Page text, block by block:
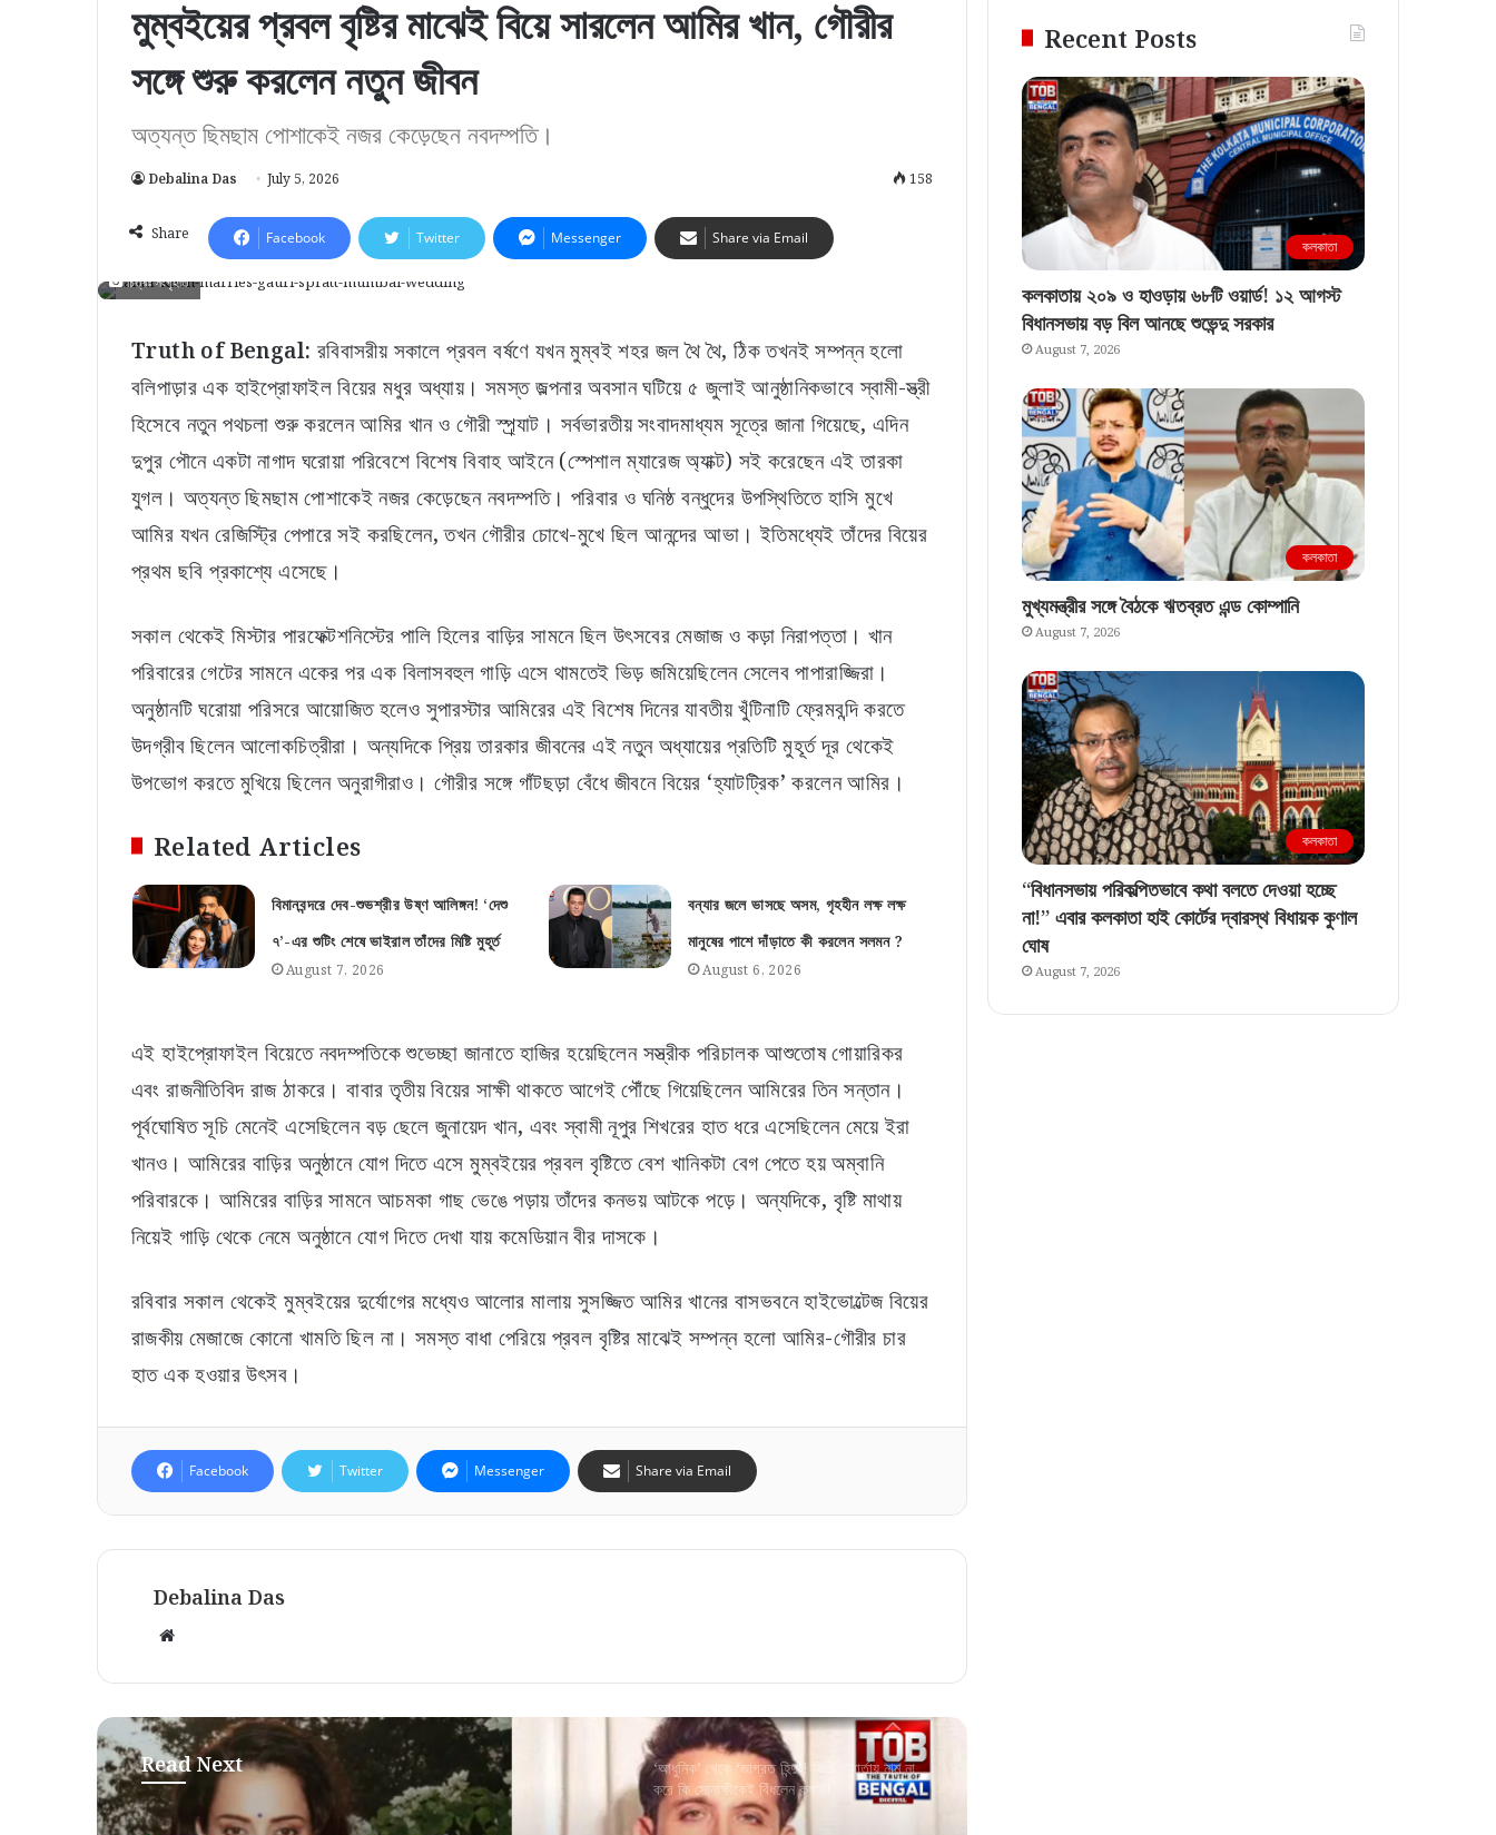
মুম্বইয়ের প্রবল বৃষ্টির মাঝেই বিয়ে সারলেন আমির খান, গৌরীর
সঙ্গে শুরু করলেন নতুন জীবন
অত্যন্ত ছিমছাম পোশাকেই নজর কেড়েছেন নবদম্পতি।
Debalina Das July 5, 2026 158
Share Facebook Twitter Messenger Share via Email
চিত্রঃ সংগৃহীত
Truth of Bengal: রবিবাসরীয় সকালে প্রবল বর্ষণে যখন মুম্বই শহর জল থৈ থৈ, ঠিক তখনই সম্পন্ন হলো
বলিপাড়ার এক হাইপ্রোফাইল বিয়ের মধুর অধ্যায়। সমস্ত জল্পনার অবসান ঘটিয়ে ৫ জুলাই আনুষ্ঠানিকভাবে স্বামী-স্ত্রী
হিসেবে নতুন পথচলা শুরু করলেন আমির খান ও গৌরী স্প্র্যাট। সর্বভারতীয় সংবাদমাধ্যম সূত্রে জানা গিয়েছে, এদিন
দুপুর পৌনে একটা নাগাদ ঘরোয়া পরিবেশে বিশেষ বিবাহ আইনে (স্পেশাল ম্যারেজ অ্যাক্ট) সই করেছেন এই তারকা
যুগল। অত্যন্ত ছিমছাম পোশাকেই নজর কেড়েছেন নবদম্পতি। পরিবার ও ঘনিষ্ঠ বন্ধুদের উপস্থিতিতে হাসি মুখে
আমির যখন রেজিস্ট্রি পেপারে সই করছিলেন, তখন গৌরীর চোখে-মুখে ছিল আনন্দের আভা। ইতিমধ্যেই তাঁদের বিয়ের
প্রথম ছবি প্রকাশ্যে এসেছে।
সকাল থেকেই মিস্টার পারফেক্টশনিস্টের পালি হিলের বাড়ির সামনে ছিল উৎসবের মেজাজ ও কড়া নিরাপত্তা। খান
পরিবারের গেটের সামনে একের পর এক বিলাসবহুল গাড়ি এসে থামতেই ভিড় জমিয়েছিলেন সেলেব পাপারাজ্জিরা।
অনুষ্ঠানটি ঘরোয়া পরিসরে আয়োজিত হলেও সুপারস্টার আমিরের এই বিশেষ দিনের যাবতীয় খুঁটিনাটি ফ্রেমবন্দি করতে
উদগ্রীব ছিলেন আলোকচিত্রীরা। অন্যদিকে প্রিয় তারকার জীবনের এই নতুন অধ্যায়ের প্রতিটি মুহূর্ত দূর থেকেই
উপভোগ করতে মুখিয়ে ছিলেন অনুরাগীরাও। গৌরীর সঙ্গে গাঁটছড়া বেঁধে জীবনে বিয়ের ‘হ্যাটট্রিক’ করলেন আমির।
Related Articles
বিমানবন্দরে দেব-শুভশ্রীর উষ্ণ আলিঙ্গন! ‘দেশু
৭’-এর শুটিং শেষে ভাইরাল তাঁদের মিষ্টি মুহূর্ত
August 7, 2026
বন্যার জলে ভাসছে অসম, গৃহহীন লক্ষ লক্ষ
মানুষের পাশে দাঁড়াতে কী করলেন সলমন ?
August 6, 2026
এই হাইপ্রোফাইল বিয়েতে নবদম্পতিকে শুভেচ্ছা জানাতে হাজির হয়েছিলেন সস্ত্রীক পরিচালক আশুতোষ গোয়ারিকর
এবং রাজনীতিবিদ রাজ ঠাকরে। বাবার তৃতীয় বিয়ের সাক্ষী থাকতে আগেই পৌঁছে গিয়েছিলেন আমিরের তিন সন্তান।
পূর্বঘোষিত সূচি মেনেই এসেছিলেন বড় ছেলে জুনায়েদ খান, এবং স্বামী নূপুর শিখরের হাত ধরে এসেছিলেন মেয়ে ইরা
খানও। আমিরের বাড়ির অনুষ্ঠানে যোগ দিতে এসে মুম্বইয়ের প্রবল বৃষ্টিতে বেশ খানিকটা বেগ পেতে হয় অম্বানি
পরিবারকে। আমিরের বাড়ির সামনে আচমকা গাছ ভেঙে পড়ায় তাঁদের কনভয় আটকে পড়ে। অন্যদিকে, বৃষ্টি মাথায়
নিয়েই গাড়ি থেকে নেমে অনুষ্ঠানে যোগ দিতে দেখা যায় কমেডিয়ান বীর দাসকে।
রবিবার সকাল থেকেই মুম্বইয়ের দুর্যোগের মধ্যেও আলোর মালায় সুসজ্জিত আমির খানের বাসভবনে হাইভোল্টেজ বিয়ের
রাজকীয় মেজাজে কোনো খামতি ছিল না। সমস্ত বাধা পেরিয়ে প্রবল বৃষ্টির মাঝেই সম্পন্ন হলো আমির-গৌরীর চার
হাত এক হওয়ার উৎসব।
Facebook Twitter Messenger Share via Email
Debalina Das
Website
Read Next
সোশ্যাল মিডিয়ায় পোস্ট কঙ্গনার
“আমাকে অনেকটা হৃতিকের মতো দেখতে”, কঙ্গনার
‘অকর্মণ্য’ কটাক্ষের জবাবে বিস্ফোরক সিজেপির সৌরভ
সম্মানে ভূষিত কালজয়ী অভিনেত্রী
‘আধুনিক’ থেকে ‘জাগ্রত হিন্দু’! ভিডিও বার্তায় নাম না
করে কি সোনাক্ষীকেই বিঁধলেন কঙ্গনা!
Recent Posts
কলকাতা
কলকাতায় ২০৯ ও হাওড়ায় ৬৮টি ওয়ার্ড! ১২ আগস্ট
বিধানসভায় বড় বিল আনছে শুভেন্দু সরকার
August 7, 2026
কলকাতা
মুখ্যমন্ত্রীর সঙ্গে বৈঠকে ঋতব্রত এন্ড কোম্পানি
August 7, 2026
কলকাতা
“বিধানসভায় পরিকল্পিতভাবে কথা বলতে দেওয়া হচ্ছে
না!” এবার কলকাতা হাই কোর্টের দ্বারস্থ বিধায়ক কুণাল
ঘোষ
August 7, 2026